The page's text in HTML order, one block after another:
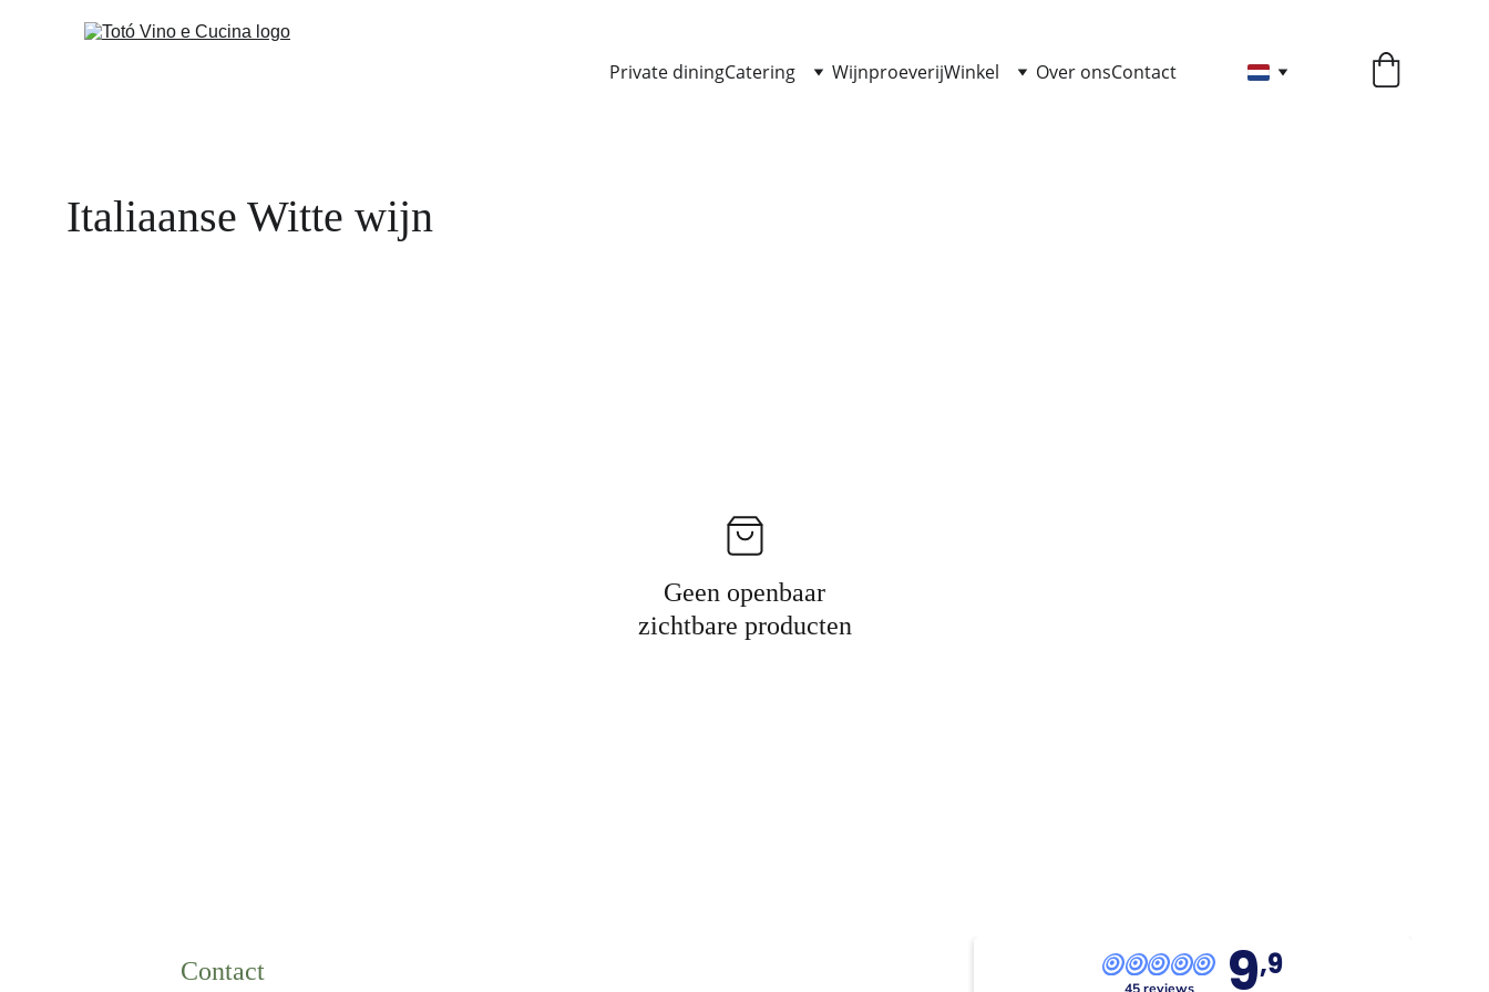
Private diningCatering WijnproeverijWinkel Over onsContact
Italiaanse Witte wijn
Geen openbaar
zichtbare producten
Contact